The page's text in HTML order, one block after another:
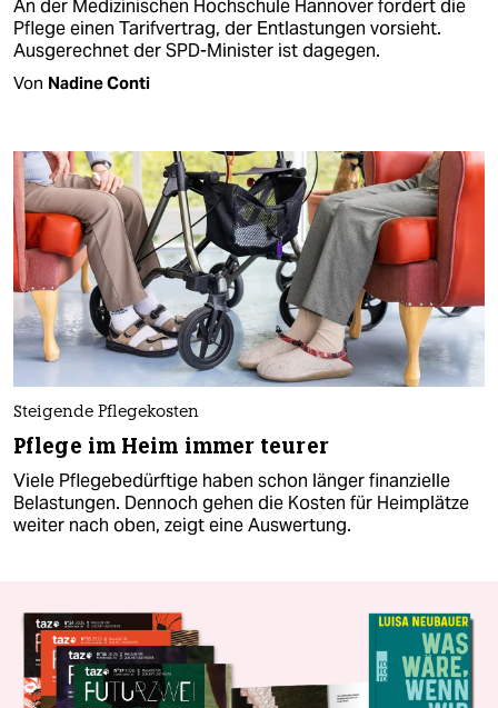
An der Medizinischen Hochschule Hannover fordert die
Pflege einen Tarifvertrag, der Entlastungen vorsieht.
Ausgerechnet der SPD-Minister ist dagegen.
Von Nadine Conti
Steigende Pflegekosten
Pflege im Heim immer teurer
Viele Pflegebedürftige haben schon länger finanzielle
Belastungen. Dennoch gehen die Kosten für Heimplätze
weiter nach oben, zeigt eine Auswertung.